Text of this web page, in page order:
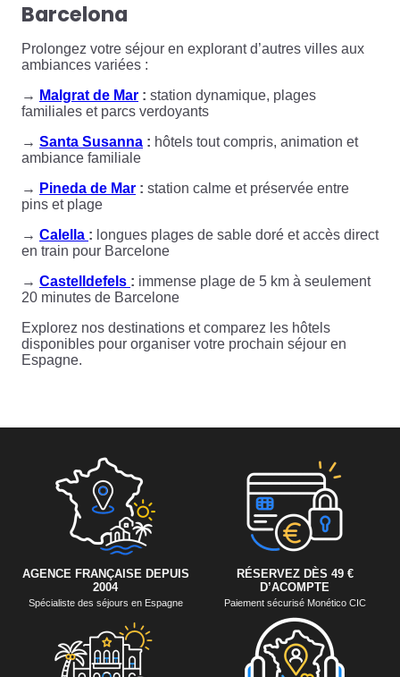
Barcelona
Prolongez votre séjour en explorant d’autres villes aux
ambiances variées :
→ Malgrat de Mar : station dynamique, plages
familiales et parcs verdoyants
→ Santa Susanna : hôtels tout compris, animation et
ambiance familiale
→ Pineda de Mar : station calme et préservée entre
pins et plage
→ Calella : longues plages de sable doré et accès direct
en train pour Barcelone
→ Castelldefels : immense plage de 5 km à seulement
20 minutes de Barcelone
Explorez nos destinations et comparez les hôtels
disponibles pour organiser votre prochain séjour en
Espagne.
AGENCE FRANÇAISE DEPUIS
2004
Spécialiste des séjours en Espagne
RÉSERVEZ DÈS 49 €
D’ACOMPTE
Paiement sécurisé Monético CIC